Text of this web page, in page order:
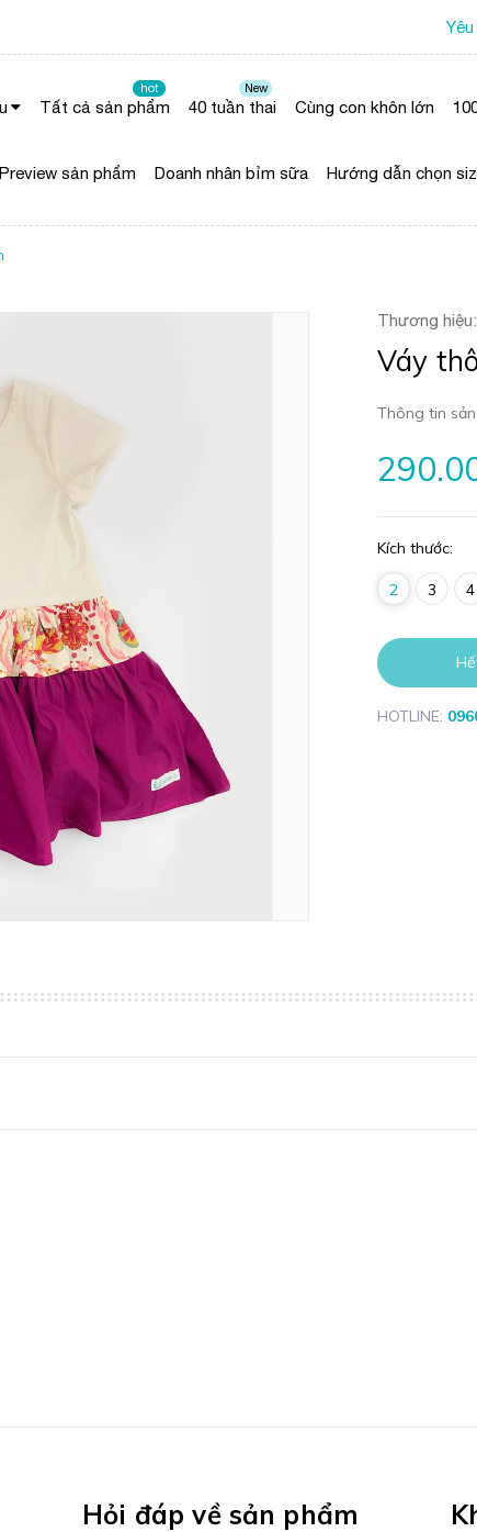
Tất cả sản phẩm
hot
40 tuần thai
New
Cùng con khôn lớn
Preview sản phẩm Doanh nhân bỉm sữa Hướng dẫn chọn
Thương
Váy
Thông tin
Kích thước:
2 3 4
HOTLINE:
Hỏi đáp về sản phẩm